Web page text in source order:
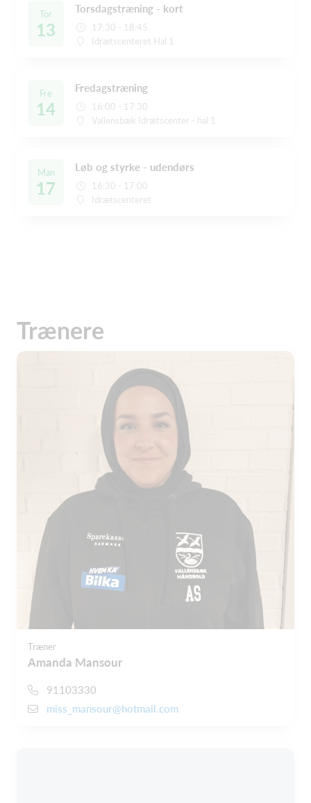
Tor
13
Torsdagstræning - kort
17:30 - 18:45
Idrætscenteret Hal 1
Fre
14
Fredagstræning
16:00 - 17:30
Vallensbæk Idrætscenter - hal 1
Man
17
Løb og styrke - udendørs
16:30 - 17:00
Idrætscenteret
Trænere
Træner
Amanda Mansour
91103330
miss_mansour@hotmail.com